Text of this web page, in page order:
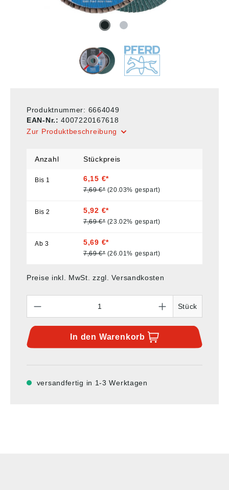
Produktnummer: 6664049
EAN-Nr.:4007220167618
Zur Produktbeschreibung
Anzahl Stückpreis
Bis 1 6,15 €*
7,69 €* (20.03% gespart)
Bis2 5,92 €*
7,69 €* (23.02% gespart)
Ab 3 5,69 €*
7,69 €* (26.01% gespart)
Preise inkl. MwSt. zzgl. Versandkosten
Stück
In den Warenkorb
versandfertig in 1-3 Werktagen